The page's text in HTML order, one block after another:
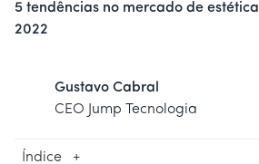
5 tendências no mercado de
2022
Gustavo Cabral
CEO Jump Tecnologia
Índice +